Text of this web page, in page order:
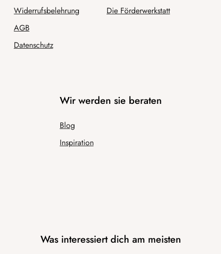
Widerrufsbelehrung
AGB
Datenschutz
Die Förderwerkstatt
Wir werden sie beraten
Blog
Inspiration
Was interessiert dich am meisten